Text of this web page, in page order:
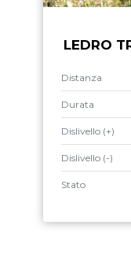
LEDRO
Distanza
Durata
Dislivello (+)
Dislivello (-)
Stato